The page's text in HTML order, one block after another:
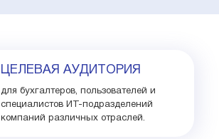
ЦЕЛЕВАЯ АУДИТОРИЯ
для бухгалтеров, пользователей и
специалистов ИТ-подразделений
компаний различных отраслей.